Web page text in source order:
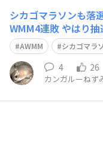
シカゴマラソンも落選😔 東京 シドニー ベルリン
WMM4連敗 やはり抽選は無茶が過ぎるのか… 気持ちを切
り替えて、ここからはホノル
時間 それまで仕事仕
AWMM シカゴマラ
4 26
カンガルーねず